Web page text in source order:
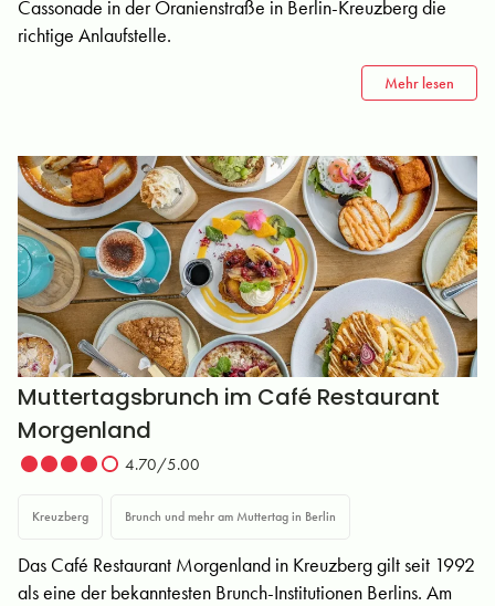
Cassonade in der Oranienstraße in Berlin-Kreuzberg die
richtige Anlaufstelle.
Mehr lesen
Muttertagsbrunch im Café Restaurant
Morgenland
4.70/5.00
Kreuzberg Brunch und mehr am Muttertag in Berlin
Das Café Restaurant Morgenland in Kreuzberg gilt seit 1992
als eine der bekanntesten Brunch-Institutionen Berlins. Am